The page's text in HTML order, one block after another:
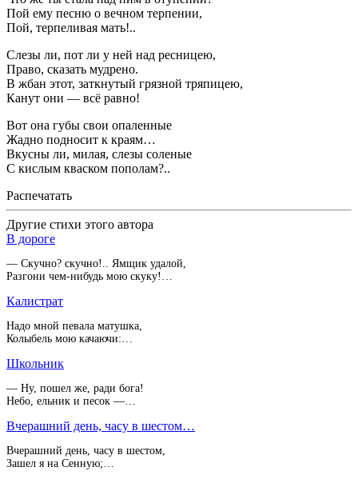
Пой ему песню о вечном терпении,
Пой, терпеливая мать!..
Слезы ли, пот ли у ней над ресницею,
Право, сказать мудрено.
В жбан этот, заткнутый грязной тряпицею,
Канут они — всё равно!
Вот она губы свои опаленные
Жадно подносит к краям…
Вкусны ли, милая, слезы соленые
С кислым кваском пополам?..
Распечатать
Другие стихи этого автора
В дороге
— Скучно? скучно!.. Ямщик удалой,
Разгони чем-нибудь мою скуку!…
Калистрат
Надо мной певала матушка,
Колыбель мою качаючи:…
Школьник
— Ну, пошел же, ради бога!
Небо, ельник и песок —…
Вчерашний день, часу в шестом…
Вчерашний день, часу в шестом,
Зашел я на Сенную;…